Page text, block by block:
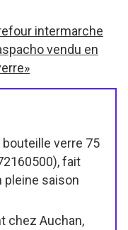
intermarche
vendu en
verre 75
fait
pleine saison
chez Auchan,